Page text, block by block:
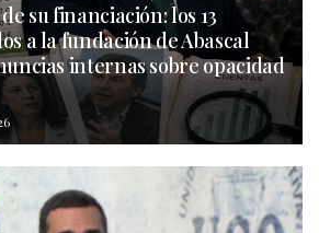
su financiación: los 13
a la fundación de Abascal
internas sobre opacidad